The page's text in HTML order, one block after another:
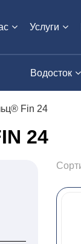
Услуги
Водосток
Fin 24
24